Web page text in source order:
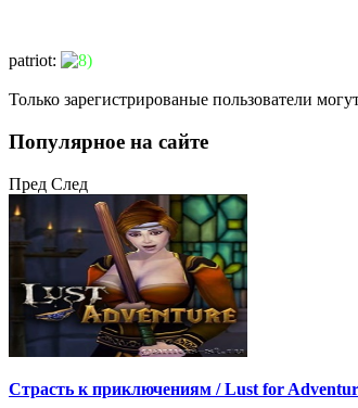
patriot:
Только зарегистрированые пользователи
Популярное на сайте
Пред След
Страсть к приключениям / Lust for